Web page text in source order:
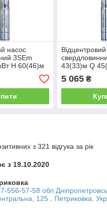
насос
3SEm
H 60(46)м
Ø80мм
(777402)
43(33)м Q
Ø80мм 25м
DONGYIN
(777401)
5 065₴
з 321 відгука за рік
з 19.10.2020
556-57-58 обл
125 , Петриковка,